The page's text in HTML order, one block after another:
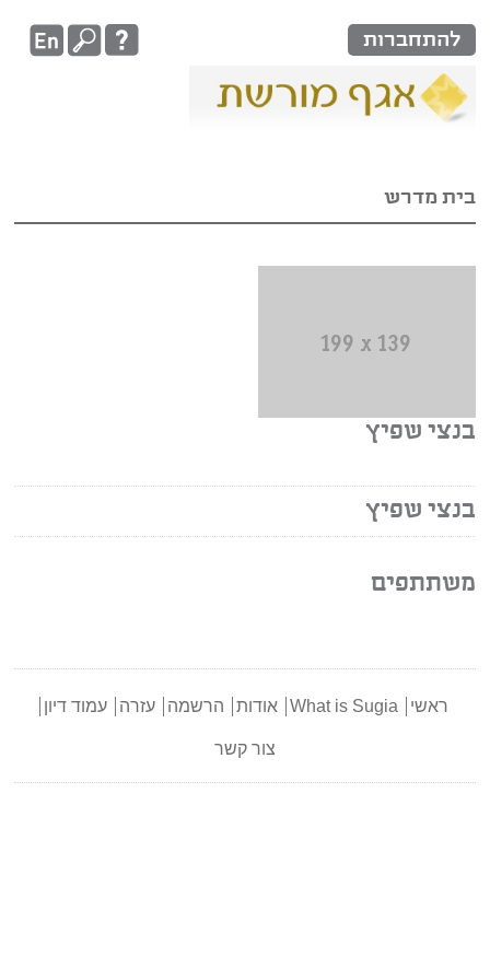
להתחברות
בית מדרש
בנצי שפיץ
בנצי שפיץ
משתתפים
ראשי What is Sugia אודות הרשמה עזרה עמוד דיון
צור קשר